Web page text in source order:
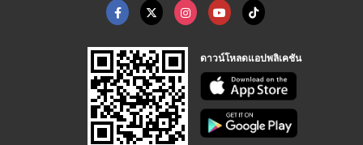
ดาวน์โหลดแอปพลิเคชัน